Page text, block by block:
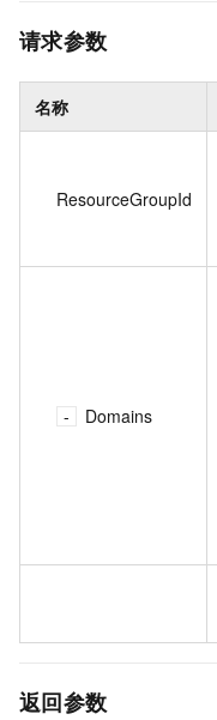
请求参数
名称
ResourceGroupId
Domains
返回参数